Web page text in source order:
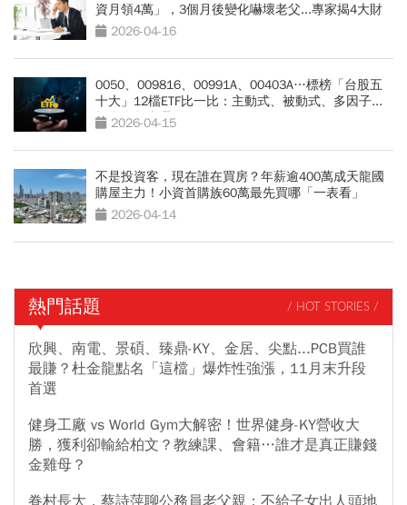
資月領4萬」，3個月後變化嚇壞老父...專家揭4大財
務風險
2026-04-16
0050、009816、00991A、00403A…標榜「台股五
十大」12檔ETF比一比：主動式、被動式、多因子...
投資人怎麼選？
2026-04-15
不是投資客，現在誰在買房？年薪逾400萬成天龍國
購屋主力！小資首購族60萬最先買哪「一表看」
2026-04-14
熱門話題 / HOT STORIES /
欣興、南電、景碩、臻鼎-KY、金居、尖點...PCB買誰
最賺？杜金龍點名「這檔」爆炸性強漲，11月末升段
首選
健身工廠 vs World Gym大解密！世界健身-KY營收大
勝，獲利卻輸給柏文？教練課、會籍…誰才是真正賺錢
金雞母？